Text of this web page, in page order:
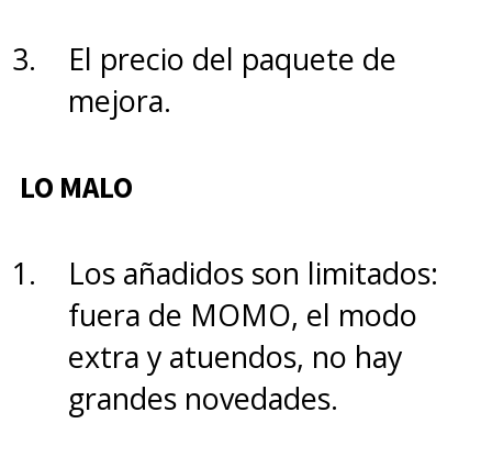
El precio del paquete de
mejora.
LO MALO
Los añadidos son limitados:
fuera de MOMO, el modo
extra y atuendos, no hay
grandes novedades.